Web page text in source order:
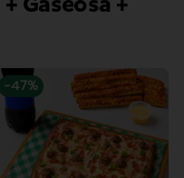
Gaseosa +
-47%